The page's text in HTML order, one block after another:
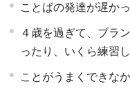
ことばの発達が遅か
４歳を過ぎて、ブラ
ったり、いくら練習
ことがうまくできな